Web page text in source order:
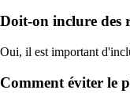
Doit-on inclure des
Oui, il est important
Comment éviter le